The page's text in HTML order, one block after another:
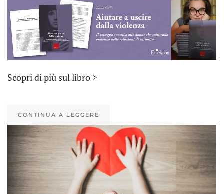
Scopri di più sul libro >
CONTINUA A LEGGERE